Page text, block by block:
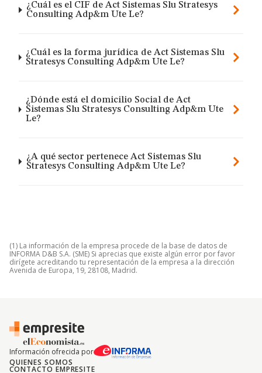
¿Cuál es el CIF de Act Sistemas Slu Stratesys
Consulting Adp&m Ute Le?
¿Cuál es la forma jurídica de Act Sistemas Slu
Stratesys Consulting Adp&m Ute Le?
¿Dónde está el domicilio Social de Act
Sistemas Slu Stratesys Consulting Adp&m Ute
Le?
¿A qué sector pertenece Act Sistemas Slu
Stratesys Consulting Adp&m Ute Le?
(1) La información de la empresa procede de la base de datos de
INFORMA D&B S.A. (SME) Si aprecias que existe algún error por favor
dirígete acreditando tu representación de la empresa a la dirección
Avenida de Europa, 19, 28108, Madrid.
Información ofrecida por
QUIENES SOMOS
CONTACTO EMPRESITE